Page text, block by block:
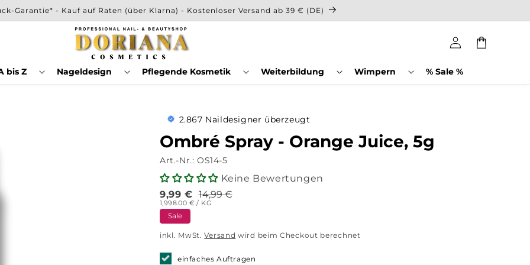
Garantie* - Kauf auf Raten (über Klarna) - Kostenloser Versand ab 39 € (DE)
bis Z Nageldesign Pflegende Kosmetik Weiterbildung Wimpern % Sale %
Einloggen
Warenkorb
Preis
In den Warenkorb legen
2.867 Naildesigner überzeugt
Ombré Spray - Orange Juice, 5g
Art.-Nr.: OS14-5
Keine Bewertungen
Verkaufspreis
9,99 €
Normaler
Preis
14,99€
GRUNDPREIS
1,998.00 € / PRO
KG
Sale
inkl. MwSt.Versand wird beim Checkout berechnet
einfaches Auftragen